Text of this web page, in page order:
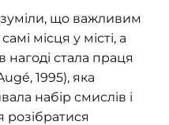
що важливим
місця у місті, а
нагоді стала праця
1995), яка
набір смислів і
розібратися